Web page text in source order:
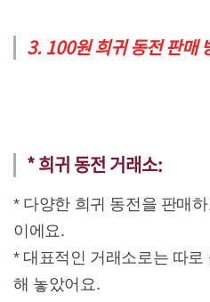
3. 100원 희귀 동전 판매
* 희귀 동전 거래소:
* 다양한 희귀 동전을 판매
이에요.
* 대표적인 거래소로는 따로
해 놓았어요.